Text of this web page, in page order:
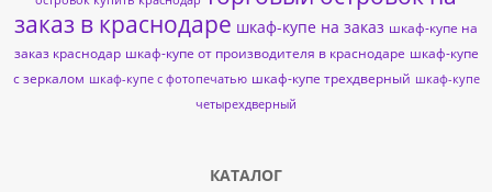
заказ в краснодаре шкаф-купе на заказ шкаф-купе на
заказ краснодар шкаф-купе от производителя в краснодаре шкаф-купе
с зеркалом шкаф-купе с фотопечатью шкаф-купе трехдверный шкаф-купе
четырехдверный
КАТАЛОГ